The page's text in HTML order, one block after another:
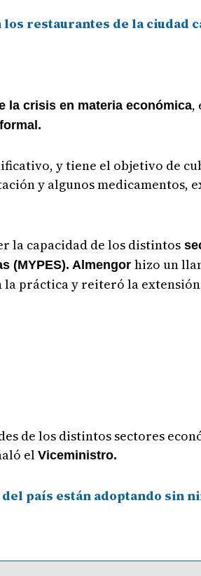
los restaurantes de la ciudad
la crisis en materia económica,
y tiene el objetivo de
y algunos medicamentos,
la capacidad de los distintos
(MYPES). Almengorhizo un
la práctica y reiteró la
de los distintos sectores
elViceministro.
país están adoptando sin